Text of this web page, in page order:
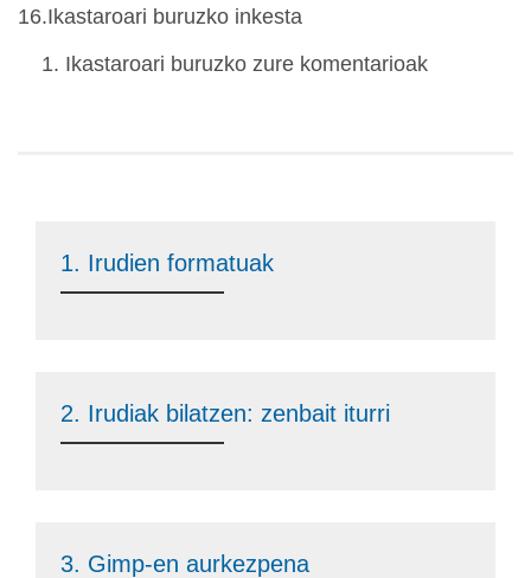
16.Ikastaroari buruzko inkesta
Ikastaroari buruzko zure komentarioak
1. Irudien formatuak
2. Irudiak bilatzen: zenbait iturri
3. Gimp-en aurkezpena